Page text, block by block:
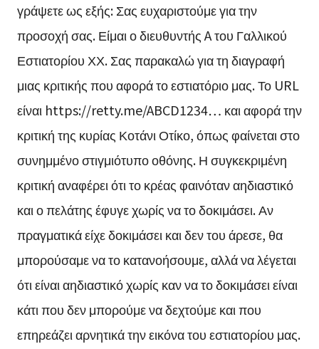
γράψετε ως εξής: Σας ευχαριστούμε για την
προσοχή σας. Είμαι ο διευθυντής A του Γαλλικού
Εστιατορίου ΧΧ. Σας παρακαλώ για τη διαγραφή
μιας κριτικής που αφορά το εστιατόριο μας. Το URL
είναι https://retty.me/ABCD1234… και αφορά την
κριτική της κυρίας Κοτάνι Οτίκο, όπως φαίνεται στο
συνημμένο στιγμιότυπο οθόνης. Η συγκεκριμένη
κριτική αναφέρει ότι το κρέας φαινόταν αηδιαστικό
και ο πελάτης έφυγε χωρίς να το δοκιμάσει. Αν
πραγματικά είχε δοκιμάσει και δεν του άρεσε, θα
μπορούσαμε να το κατανοήσουμε, αλλά να λέγεται
ότι είναι αηδιαστικό χωρίς καν να το δοκιμάσει είναι
κάτι που δεν μπορούμε να δεχτούμε και που
επηρεάζει αρνητικά την εικόνα του εστιατορίου μας.